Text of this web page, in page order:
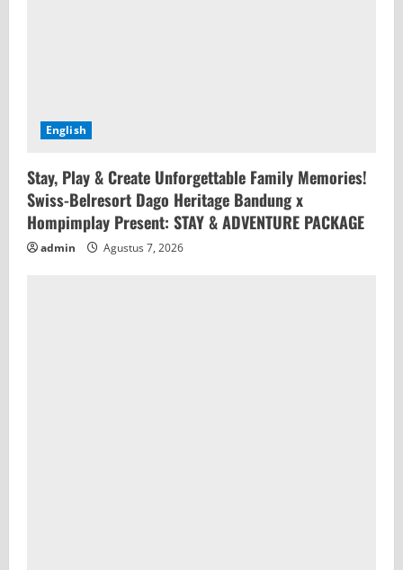
English
Stay, Play & Create Unforgettable Family Memories!
Swiss-Belresort Dago Heritage Bandung x
Hompimplay Present: STAY & ADVENTURE PACKAGE
admin Agustus 7, 2026